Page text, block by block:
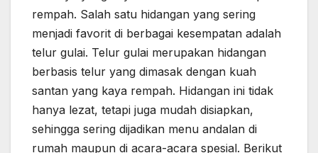
rempah. Salah satu hidangan yang sering
menjadi favorit di berbagai kesempatan adalah
telur gulai. Telur gulai merupakan hidangan
berbasis telur yang dimasak dengan kuah
santan yang kaya rempah. Hidangan ini tidak
hanya lezat, tetapi juga mudah disiapkan,
sehingga sering dijadikan menu andalan di
rumah maupun di acara-acara spesial. Berikut